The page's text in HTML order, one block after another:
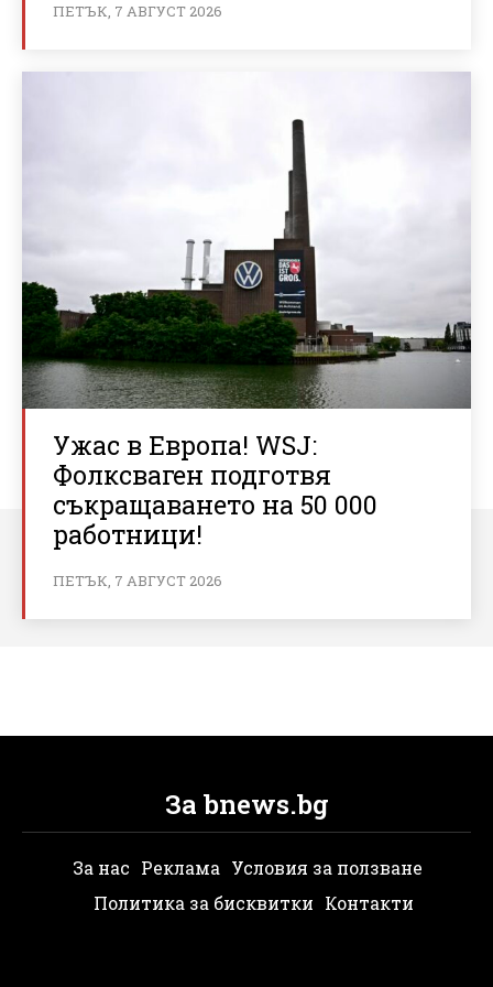
ПЕТЪК, 7 АВГУСТ 2026
Ужас в Европа! WSJ:
Фолксваген подготвя
съкращаването на 50 000
работници!
ПЕТЪК, 7 АВГУСТ 2026
За bnews.bg
За нас Реклама Условия за ползване
Политика за бисквитки Контакти